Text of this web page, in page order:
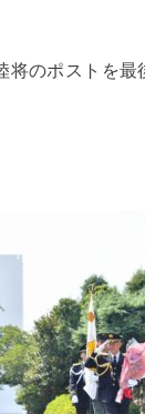
のポストを最